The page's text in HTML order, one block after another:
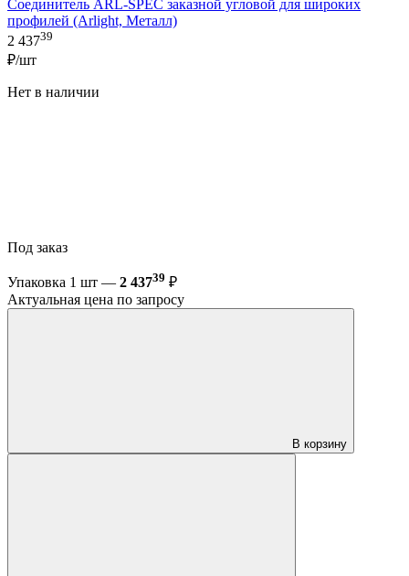
Соединитель ARL-SPEC заказной угловой для широких
профилей (Arlight, Металл)
2 43739
₽/шт
Нет в наличии
Под заказ
Упаковка 1 шт — 2 43739 ₽
Актуальная цена по запросу
В корзину